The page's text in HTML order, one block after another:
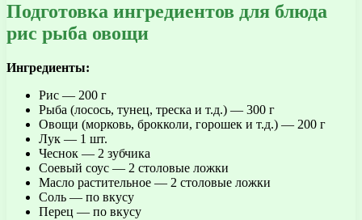
Подготовка ингредиентов для блюда
рис рыба овощи
Ингредиенты:
Рис — 200 г
Рыба (лосось, тунец, треска и т.д.) — 300 г
Овощи (морковь, брокколи, горошек и т.д.) — 200 г
Лук — 1 шт.
Чеснок — 2 зубчика
Соевый соус — 2 столовые ложки
Масло растительное — 2 столовые ложки
Соль — по вкусу
Перец — по вкусу